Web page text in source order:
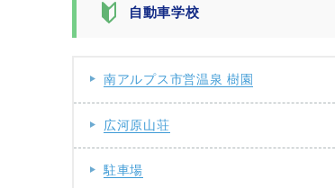
自動車学校
南アルプス市営温泉 樹園
広河原山荘
駐車場